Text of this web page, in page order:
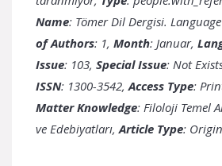
Name: Tömer Dil Dergisi.
of Authors: 1, Month: Januar,
Issue: 103, Special Issue: Not
ISSN: 1300-3542, Access Type:
Matter Knowledge: Filoloji Temel
ve Edebiyatları, Article Type: